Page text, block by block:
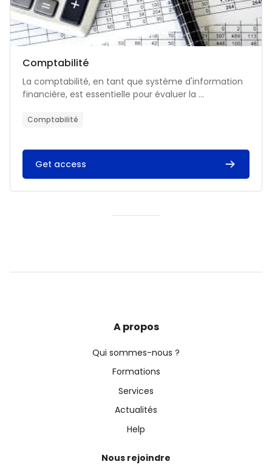
Catégorie de cours
Nom du cours
Comptabilité
Résumé du cours :
La comptabilité, en tant que système d'information
financière, est essentielle pour évaluer la ...
Comptabilité
Get access
A propos
Qui sommes-nous ?
Formations
Services
Actualités
Help
Nous rejoindre